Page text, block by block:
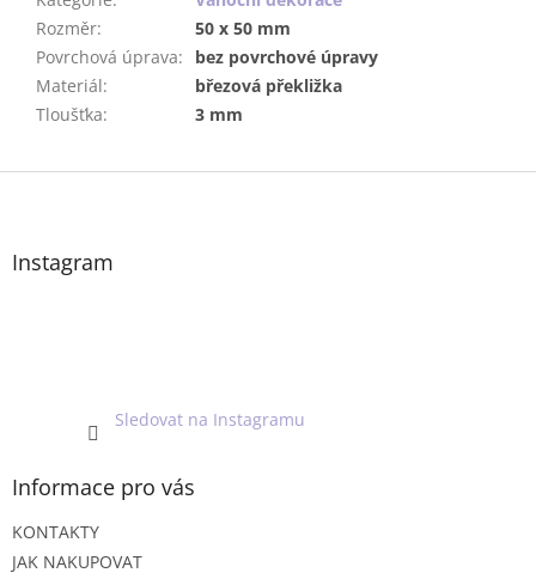
Rozměr:
50 x 50 mm
Povrchová úprava:
bez povrchové úpravy
Materiál:
březová překližka
Tloušťka: 3 mm
Z
Instagram
Sledovat na Instagramu
Informace pro vás
KONTAKTY
JAK NAKUPOVAT